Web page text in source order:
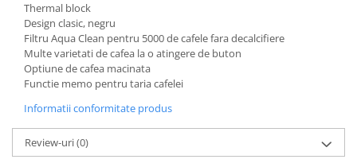
Thermal block
Design clasic, negru
Filtru Aqua Clean pentru 5000 de cafele fara decalcifiere
Multe varietati de cafea la o atingere de buton
Optiune de cafea macinata
Functie memo pentru taria cafelei
Informatii conformitate produs
Review-uri(0)